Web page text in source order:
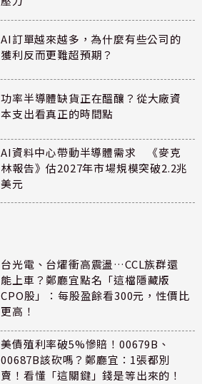
AI訂單越來越多，為什麼有些公司的
獲利反而更難超預期？
功率半導體缺貨正在醞釀？從大廠資
本支出看真正的時間點
AI資料中心帶動半導體需求 《麥克
林報告》估2027年市場規模突破2.2兆
美元
台光電、台燿衝高震盪…CCL族群還
能上車？鄭廳宜點名「這檔隱藏版
CPO股」：每股盈餘看300元，性價比
更高！
美債殖利率破5%慘賠！00679B、
00687B該砍嗎？鄭廳宜：1張都別
賣！看懂「這關鍵」錢是等出來的！